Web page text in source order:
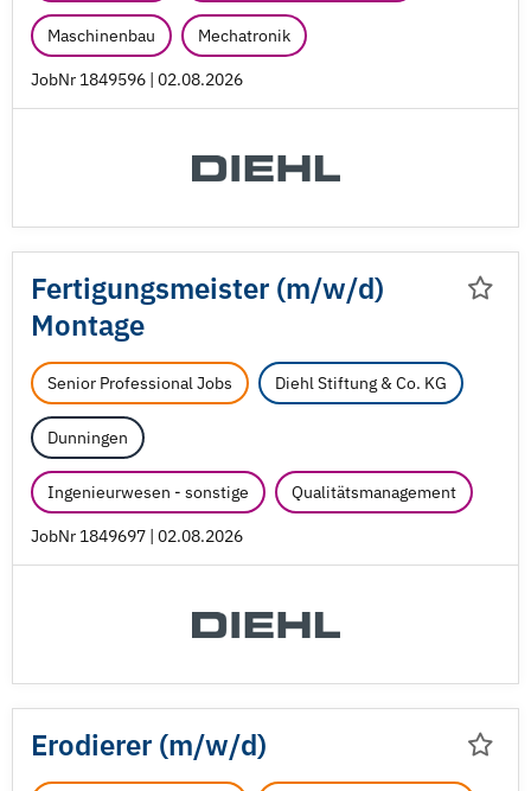
Maschinenbau Mechatronik
JobNr 1849596 | 02.08.2026
Fertigungsmeister (m/w/d)
Montage
Senior Professional Jobs Diehl Stiftung & Co. KG
Dunningen
Ingenieurwesen - sonstige Qualitätsmanagement
JobNr 1849697 | 02.08.2026
Erodierer (m/w/d)